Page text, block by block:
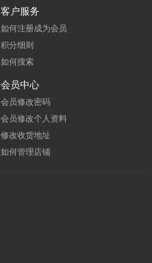
客户服务
如何注册成为会员
积分细则
如何搜索
会员中心
会员修改密码
会员修改个人资料
修改收货地址
如何管理店铺